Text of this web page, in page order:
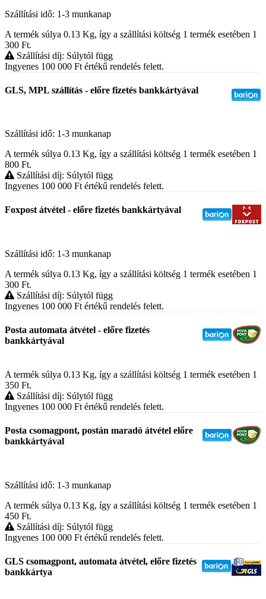
Szállítási idő: 1-3 munkanap
A termék súlya 0.13 Kg, így a szállítási költség 1 termék esetében 1
300 Ft.
Szállítási díj: Súlytól függ
Ingyenes 100 000 Ft értékű rendelés felett.
GLS, MPL szállítás - előre fizetés bankkártyával
Szállítási idő: 1-3 munkanap
A termék súlya 0.13 Kg, így a szállítási költség 1 termék esetében 1
800 Ft.
Szállítási díj: Súlytól függ
Ingyenes 100 000 Ft értékű rendelés felett.
Foxpost átvétel - előre fizetés bankkártyával
Szállítási idő: 1-3 munkanap
A termék súlya 0.13 Kg, így a szállítási költség 1 termék esetében 1
300 Ft.
Szállítási díj: Súlytól függ
Ingyenes 100 000 Ft értékű rendelés felett.
Posta automata átvétel - előre fizetés
bankkártyával
A termék súlya 0.13 Kg, így a szállítási költség 1 termék esetében 1
350 Ft.
Szállítási díj: Súlytól függ
Ingyenes 100 000 Ft értékű rendelés felett.
Posta csomagpont, postán maradó átvétel előre
bankkártyával
Szállítási idő: 1-3 munkanap
A termék súlya 0.13 Kg, így a szállítási költség 1 termék esetében 1
450 Ft.
Szállítási díj: Súlytól függ
Ingyenes 100 000 Ft értékű rendelés felett.
GLS csomagpont, automata átvétel, előre fizetés
bankkártya